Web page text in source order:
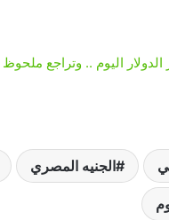
اليوم .. وتراجع ملحوظ
الجنيه المصري